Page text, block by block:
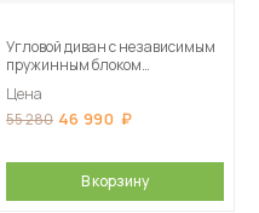
Угловой диван с независимым
пружинным блоком
Правый
Цена
55 280 46 990
В корзину